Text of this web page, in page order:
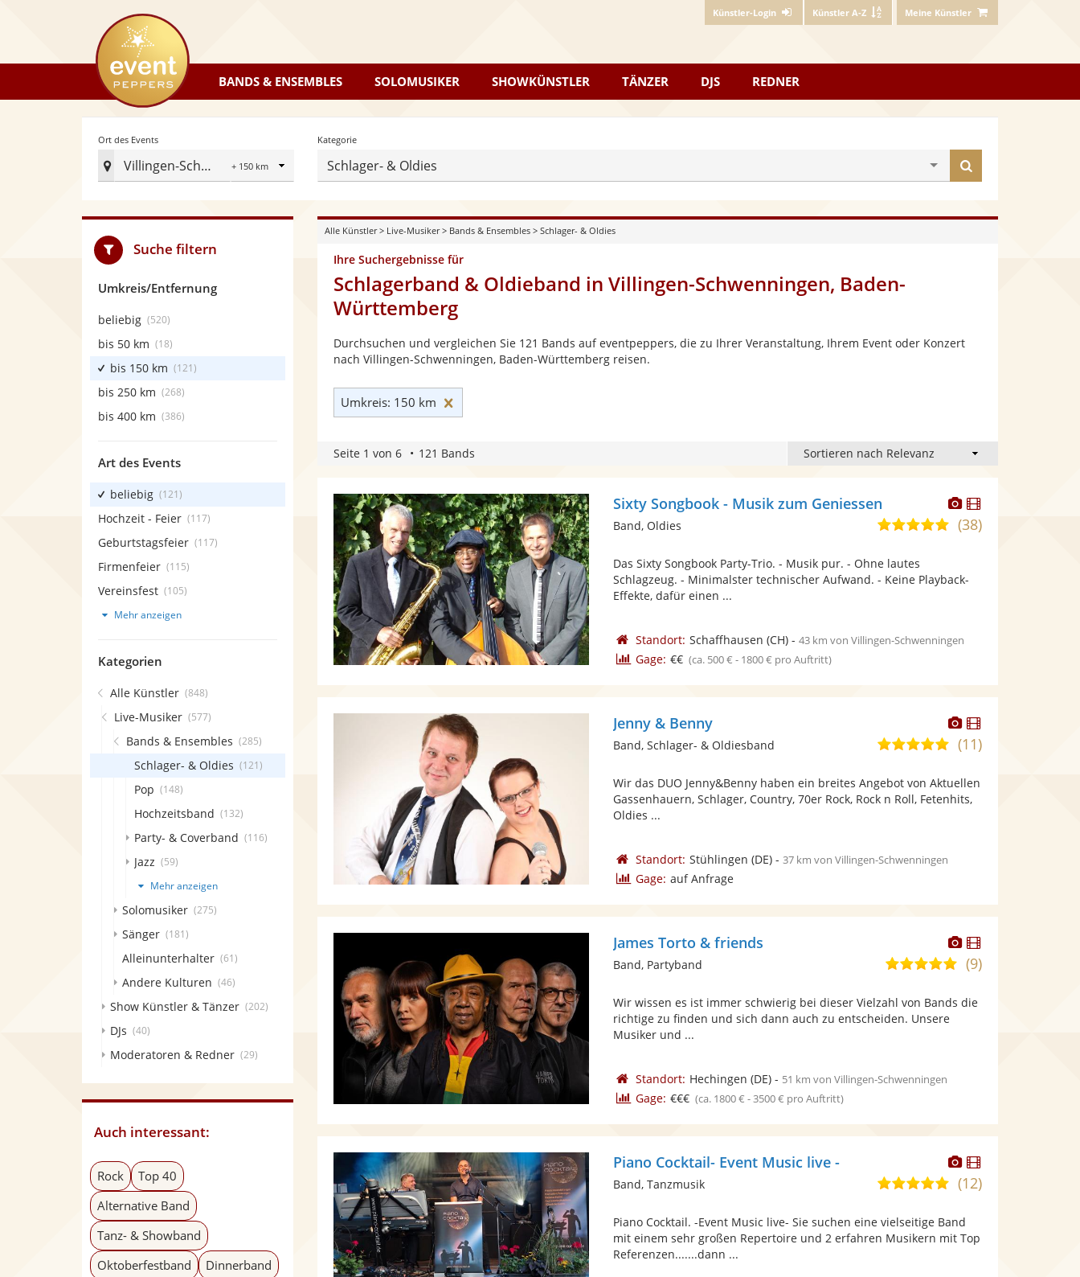
Künstler-Login Künstler A-Z Meine Künstler
eventpeppers
BANDS & ENSEMBLES SOLOMUSIKER SHOWKÜNSTLER TÄNZER DJS REDNER
Ort des Events
Villingen-Schwenningen
Radius
Ort
Events
festlegen
Kategorie
Schlager- & Oldies
finden
Alle Künstler> Live-Musiker> Bands & Ensembles> Schlager- & Oldies
Ihre Suchergebnisse für
Schlagerband & Oldieband in Villingen-Schwenningen, Baden-
Württemberg
Durchsuchen und vergleichen Sie 121 Bands auf eventpeppers, die zu Ihrer Veranstaltung, Ihrem Event oder Konzert
nach Villingen-Schwenningen, Baden-Württemberg reisen.
Umkreis: 150 km
Seite 1 von 6 121 Bands
Dieser
Künstler
stellt
Dieser
Künstler
Sixty Songbook - Musik zum Geniessen
5,0
Sternen
(38)
Band, Oldies
Das Sixty Songbook Party-Trio. - Musik pur. - Ohne lautes
Schlagzeug. - Minimalster technischer Aufwand. - Keine Playback-
Effekte, dafür einen ...
Standort: Schaffhausen (CH)- 43 km von Villingen-Schwenningen
Gage: €€ (ca. 500 € - 1800 € pro Auftritt)
Dieser
Künstler
stellt
Fotos
bereit.
Dieser
Künstler
Jenny & Benny
5,0
5
Sternen
(11)
Band, Schlager- & Oldiesband
Wir das DUO Jenny&Benny haben ein breites Angebot von Aktuellen
Gassenhauern, Schlager, Country, 70er Rock, Rock n Roll, Fetenhits,
Oldies ...
Standort: Stühlingen (DE)- 37 km von Villingen-Schwenningen
Gage: auf Anfrage
Dieser
Künstler
stellt
Fotos
bereit.
Dieser
Künstler
James Torto & friends
5,0
5
(9)
Band, Partyband
Wir wissen es ist immer schwierig bei dieser Vielzahl von Bands die
richtige zu finden und sich dann auch zu entscheiden. Unsere
Musiker und ...
Standort: Hechingen (DE)- 51 km von Villingen-Schwenningen
Gage: €€€ (ca. 1800 € - 3500 € pro Auftritt)
Dieser
Künstler
stellt
Fotos
bereit.
Dieser
Künstler
Piano Cocktail- Event Music live -
5,0
5
Sternen
(12)
Band, Tanzmusik
Piano Cocktail. -Event Music live- Sie suchen eine vielseitige Band
mit einem sehr großen Repertoire und 2 erfahren Musikern mit Top
Referenzen.......dann ...
Suche filtern
Umkreis/Entfernung
beliebig (520)
bis 50 km (18)
bis 150 km (121)
bis 250 km (268)
bis 400 km (386)
Art des Events
beliebig (121)
Hochzeit - Feier (117)
Geburtstagsfeier (117)
Firmenfeier (115)
Vereinsfest (105)
Mehr anzeigen
Kategorien
Alle Künstler (848)
Live-Musiker (577)
Bands & Ensembles (285)
Schlager- & Oldies (121)
Pop (148)
Hochzeitsband (132)
Party- & Coverband (116)
Jazz (59)
Mehr anzeigen
Solomusiker (275)
Sänger (181)
Alleinunterhalter (61)
Andere Kulturen (46)
Show Künstler & Tänzer (202)
DJs (40)
Moderatoren & Redner (29)
Auch interessant:
Rock
Top 40
Alternative Band
Tanz- & Showband
Oktoberfestband
Dinnerband